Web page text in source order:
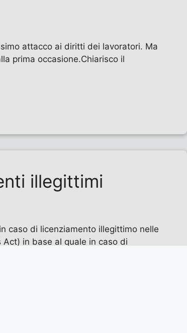
attacco ai diritti dei lavoratori. Ma
prima occasione.Chiarisco il
illegittimi
caso di licenziamento illegittimo nelle
in base al quale in caso di